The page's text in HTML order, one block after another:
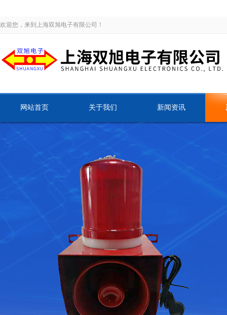
欢迎您，来到上海双旭电子有限公司！
网站首页 关于我们 新闻资讯